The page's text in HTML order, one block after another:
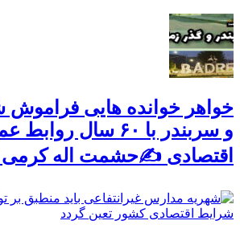
خواهر خوانده هایی فراموش
و سربندر با ۶۰ سال
اقتصادی ✍حشمت اله کرمی